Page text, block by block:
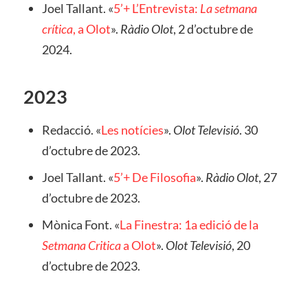
Joel Tallant. «5’+ L’Entrevista: La setmana
crítica, a Olot». Ràdio Olot, 2 d’octubre de
2024.
2023
Redacció. «Les notícies». Olot Televisió. 30
d’octubre de 2023.
Joel Tallant. «5’+ De Filosofia». Ràdio Olot, 27
d’octubre de 2023.
Mònica Font. «La Finestra: 1a edició de la
Setmana Criticaa Olot». Olot Televisió, 20
d’octubre de 2023.